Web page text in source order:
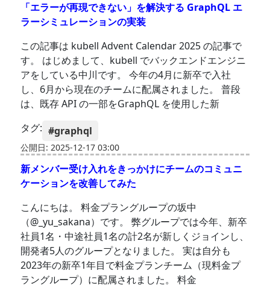
「エラーが再現できない」を解決する GraphQL エ
ラーシミュレーションの実装
この記事は kubell Advent Calendar 2025 の記事で
す。 はじめまして、kubell でバックエンドエンジニ
アをしている中川です。 今年の4月に新卒で入社
し、6月から現在のチームに配属されました。 普段
は、既存 API の一部をGraphQL を使用した新
タグ: #graphql
公開日: 2025-12-17 03:00
新メンバー受け入れをきっかけにチームのコミュニ
ケーションを改善してみた
こんにちは。 料金プラングループの坂中
（@_yu_sakana）です。 弊グループでは今年、新卒
社員1名・中途社員1名の計2名が新しくジョインし、
開発者5人のグループとなりました。 実は自分も
2023年の新卒1年目で料金プランチーム（現料金プ
ラングループ）に配属されました。 料金